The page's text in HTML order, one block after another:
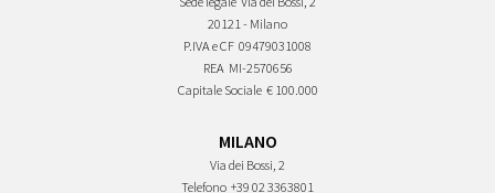
20121 - Milano
P.IVA e CF 09479031008
REA MI-2570656
Capitale Sociale € 100.000
MILANO
Via dei Bossi, 2
Telefono +39 02 3363801